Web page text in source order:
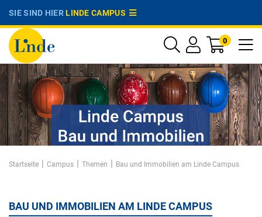
SIE SIND HIERLINDE CAMPUS
0
Startseite | Campus | Themen | Bau und Immobilien am Linde Campus
BAU UND IMMOBILIEN AM LINDE CAMPUS